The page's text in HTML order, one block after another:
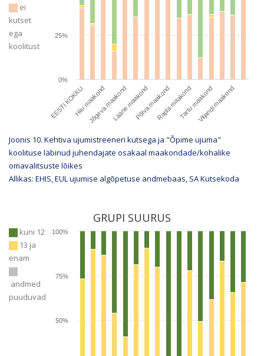
ei
kutset
ega
koolitust
EESTI KOKKUHiiu maakond
Jõgeva maakondLääne maakondPõlva maakondRapla maakondTartu maakondViljandi maakond
0%
25%
Joonis 10. Kehtiva ujumistreeneri kutsega ja "Õpime ujuma"
koolituse läbinud juhendajate osakaal maakondade/kohalike
omavalitsuste lõikes
Allikas: EHIS, EUL ujumise algõpetuse andmebaas, SA Kutsekoda
GRUPI SUURUS
kuni 12
13 ja
enam
andmed
puuduvad
100%
50%
75%